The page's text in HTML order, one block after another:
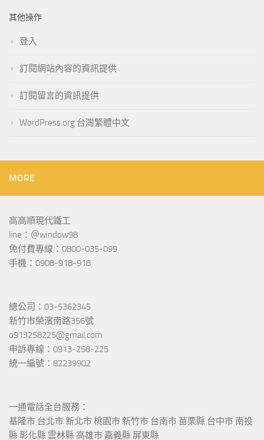
其他操作
登入
訂閱網站內容的資訊提供
訂閱留言的資訊提供
WordPress.org 台灣繁體中文
MORE
高高順現代鐵工
line：＠window98
免付費專線：0800-035-099
手機：0908-918-918
總公司：03-5362345
新竹市榮濱南路356號
o913258225@gmail.com
申訴專線：0913-258-225
統一編號：82239902
一通電話全台服務：
基隆市 台北市 新北市 桃園市 新竹市 台南市 苗栗縣 台中市 南投
縣 彰化縣 雲林縣 高雄市 嘉義縣 屏東縣